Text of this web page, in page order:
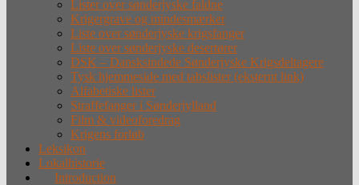
Lister over sønderjyske faldne
Krigergrave og mindesmærker
Liste over sønderjyske krigsfanger
Liste over sønderjyske desertører
DSK – Dansksindede Sønderjyske Krigsdeltagere
Tysk hjemmeside med tabslister (eksternt link)
Alfabetiske lister
Straffefanger i Sønderjylland
Film & videoforedrag
Krigens forløb
Leksikon
Lokalhistorie
Introduction